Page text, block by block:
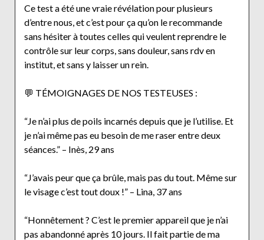
Ce test a été une vraie révélation pour plusieurs
d’entre nous, et c’est pour ça qu’on le recommande
sans hésiter à toutes celles qui veulent reprendre le
contrôle sur leur corps, sans douleur, sans rdv en
institut, et sans y laisser un rein.
💬 TÉMOIGNAGES DE NOS TESTEUSES :
“Je n’ai plus de poils incarnés depuis que je l’utilise. Et
je n’ai même pas eu besoin de me raser entre deux
séances.” – Inès, 29 ans
“J’avais peur que ça brûle, mais pas du tout. Même sur
le visage c’est tout doux !” – Lina, 37 ans
“Honnêtement ? C’est le premier appareil que je n’ai
pas abandonné après 10 jours. Il fait partie de ma